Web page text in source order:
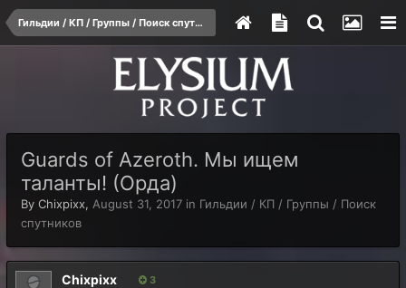
Гильдии / КП / Группы / Поиск спутников
Guards of Azeroth. Мы ищем
таланты! (Орда)
By Chixpixx, August 31, 2017 in Гильдии / КП / Группы / Поиск
спутников
Chixpixx 3